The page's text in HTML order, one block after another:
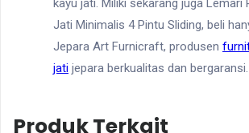
kayu jati. Miliki sekarang juga Lemari
Jati Minimalis 4 Pintu Sliding, beli
Jepara Art Furnicraft, produsen
jati jepara berkualitas dan bergaransi.
Produk Terkait